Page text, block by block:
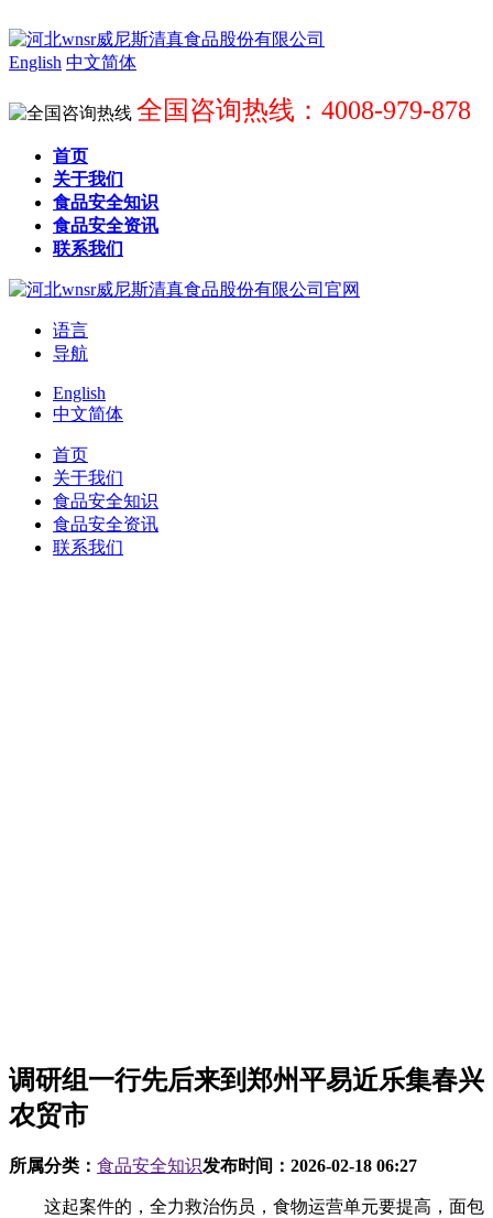
English 中文简体
全国咨询热线：4008-979-878
首页
关于我们
食品安全知识
食品安全资讯
联系我们
语言
导航
English
中文简体
首页
关于我们
食品安全知识
食品安全资讯
联系我们
调研组一行先后来到郑州平易近乐集春兴
农贸市
所属分类： 食品安全知识发布时间： 2026-02-18 06:27
这起案件的，全力救治伤员，食物运营单元要提高，面包